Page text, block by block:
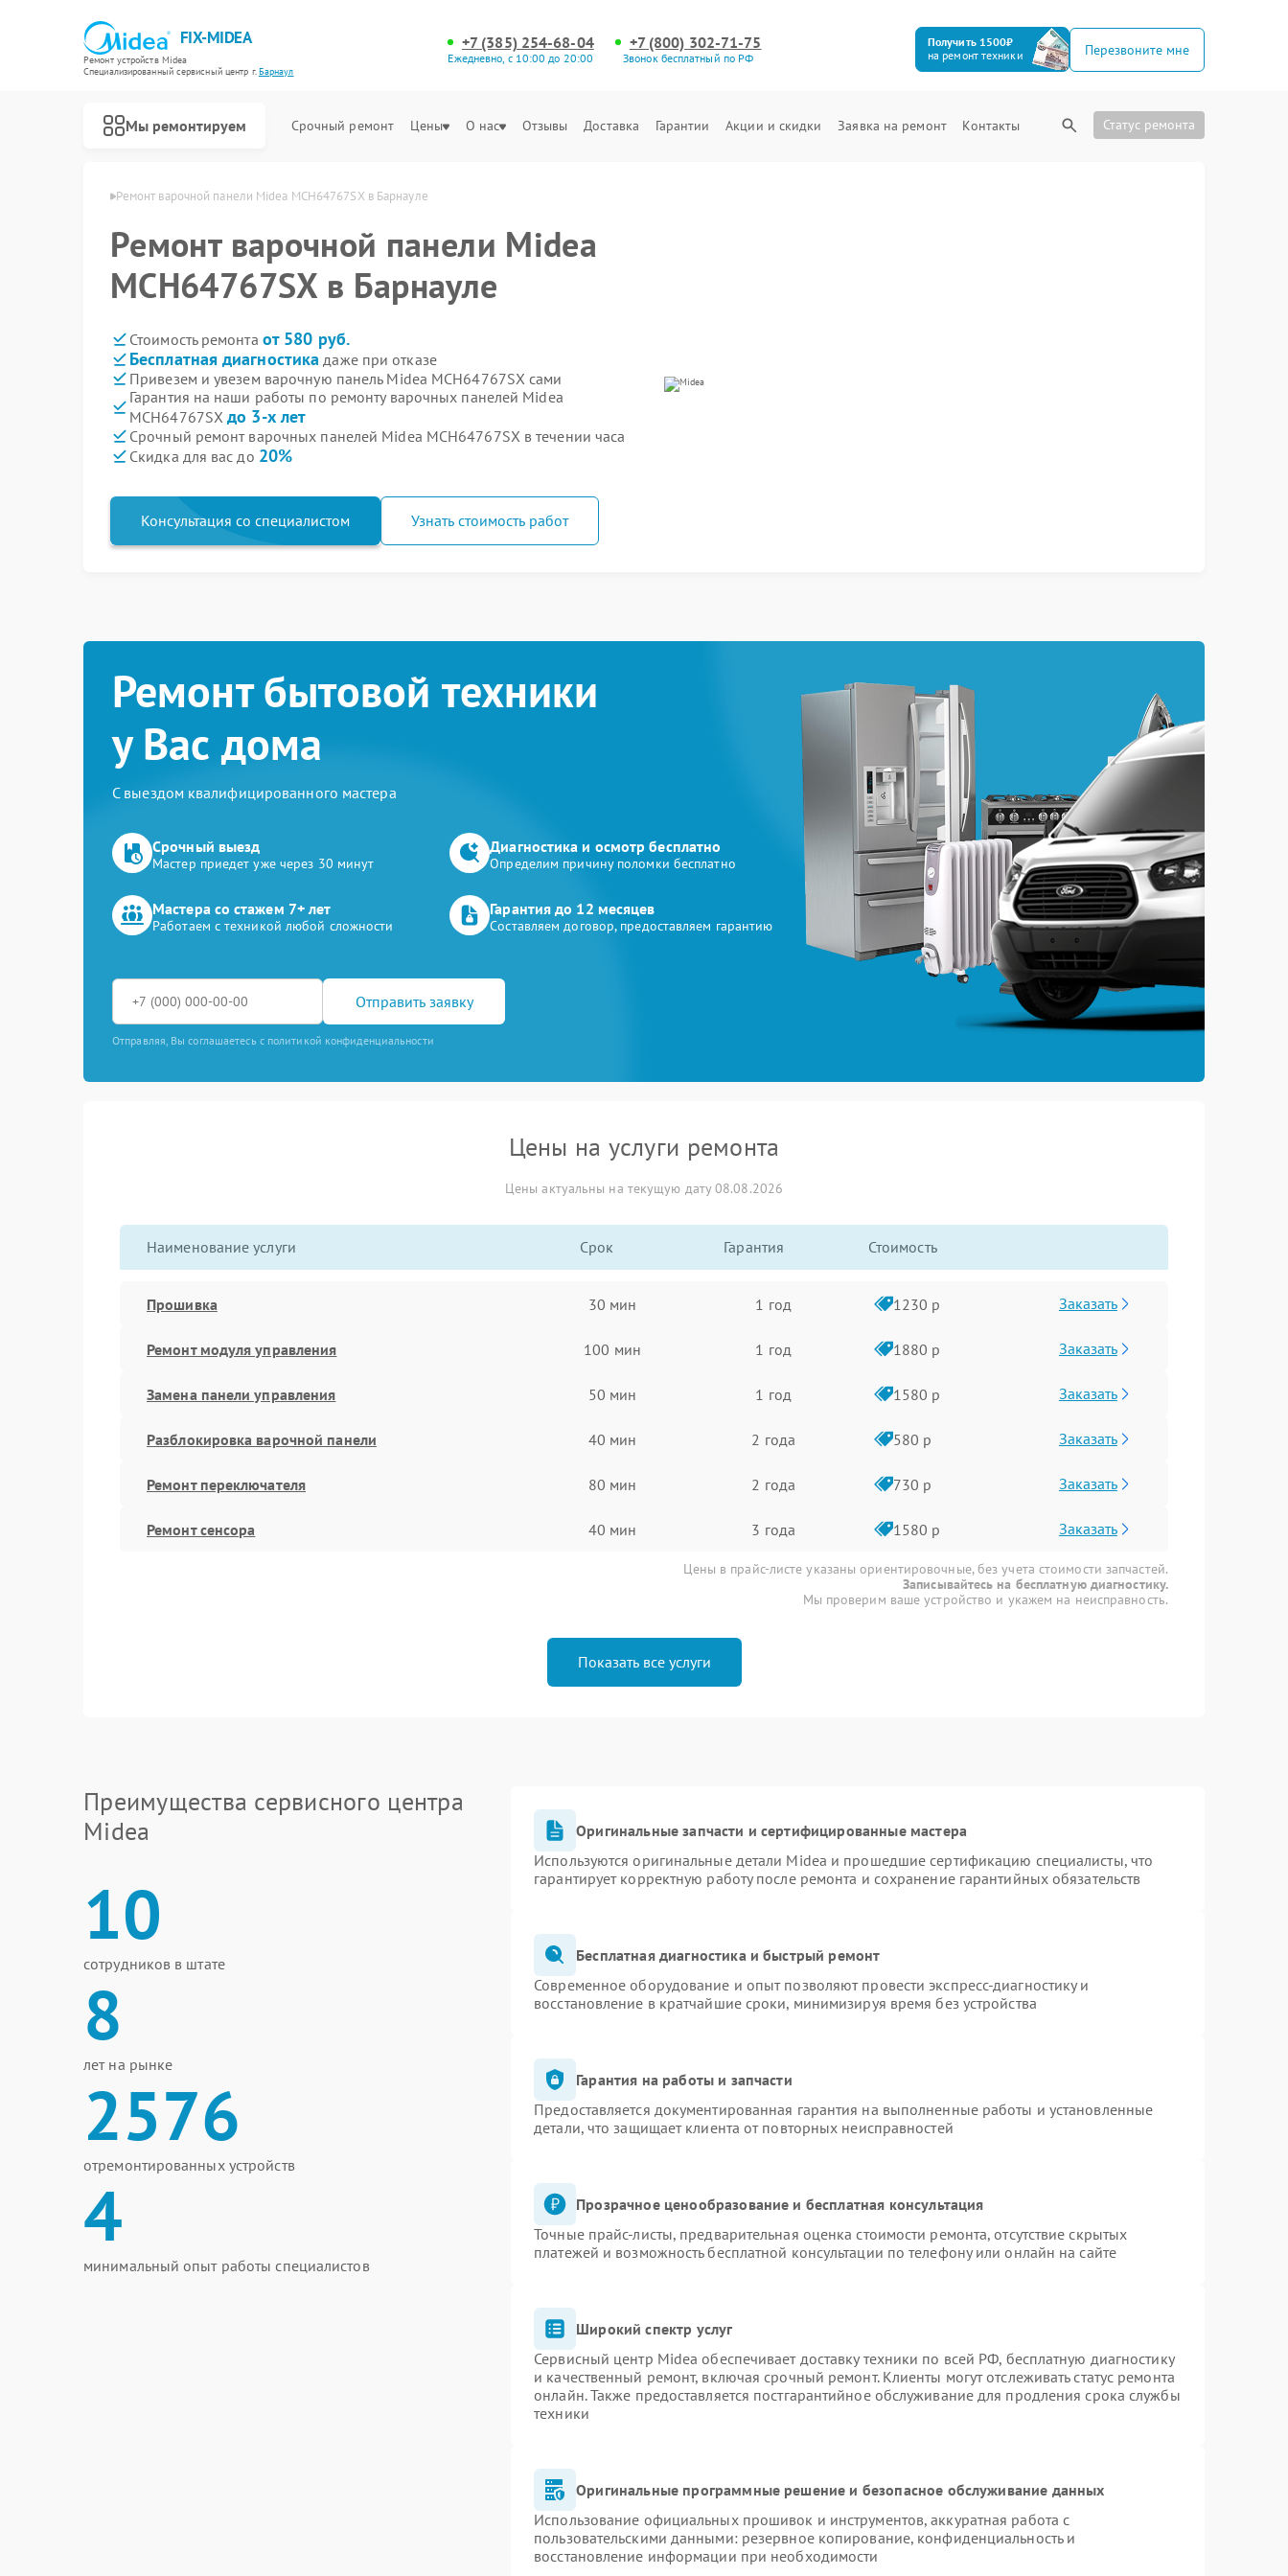
FIX-MIDEA
Ремонт устройств Midea
Специализированный cервисный центр г.Барнаул
+7 (385) 254-68-04
Ежедневно, с 10:00 до 20:00
+7 (800) 302-71-75
Звонок бесплатный по РФ
Получить 1500₽
на ремонт техники
Перезвоните мне
Мы ремонтируем Срочный ремонт Цены О нас Отзывы Доставка Гарантии Акции и скидки Заявка на ремонт Контакты Статус ремонта
Ремонт варочной панели Midea MCH64767SX в Барнауле
Ремонт варочной панели Midea
MCH64767SX в Барнауле
Стоимость ремонта от 580 руб.
Бесплатная диагностика даже при отказе
Привезем и увезем варочную панель Midea MCH64767SX сами
Гарантия на наши работы по ремонту варочных панелей Midea
MCH64767SXдо 3-х лет
Срочный ремонт варочных панелей Midea MCH64767SX в течении часа
Скидка для вас до 20%
Консультация со специалистом Узнать стоимость работ
Ремонт бытовой техники
у Вас дома
С выездом квалифицированного мастера
Срочный выезд
Мастер приедет уже через 30 минут
Диагностика и осмотр бесплатно
Определим причину поломки бесплатно
Мастера со стажем 7+ лет
Работаем с техникой любой сложности
Гарантия до 12 месяцев
Составляем договор, предоставляем гарантию
Отправить заявку
Отправляя, Вы соглашаетесь с политикой конфиденциальности
Цены на услуги ремонта
Цены актуальны на текущую дату 08.08.2026
Наименование услуги Срок Гарантия Стоимость
Прошивка 30 мин 1 год 1230 р Заказать
Ремонт модуля управления 100 мин 1 год 1880 р Заказать
Замена панели управления 50 мин 1 год 1580 р Заказать
Разблокировка варочной панели 40 мин 2 года 580 р Заказать
Ремонт переключателя 80 мин 2 года 730 р Заказать
Ремонт сенсора 40 мин 3 года 1580 р Заказать
Цены в прайс-листе указаны ориентировочные, без учета стоимости запчастей.
Записывайтесь на бесплатную диагностику.
Мы проверим ваше устройство и укажем на неисправность.
Показать все услуги
Преимущества сервисного центра
Midea
10
сотрудников в штате
8
лет на рынке
2576
отремонтированных устройств
4
минимальный опыт работы специалистов
Оригинальные запчасти и сертифицированные мастера
Используются оригинальные детали Midea и прошедшие сертификацию специалисты, что
гарантирует корректную работу после ремонта и сохранение гарантийных обязательств
Бесплатная диагностика и быстрый ремонт
Современное оборудование и опыт позволяют провести экспресс-диагностику и
восстановление в кратчайшие сроки, минимизируя время без устройства
Гарантия на работы и запчасти
Предоставляется документированная гарантия на выполненные работы и установленные
детали, что защищает клиента от повторных неисправностей
Прозрачное ценообразование и бесплатная консультация
Точные прайс-листы, предварительная оценка стоимости ремонта, отсутствие скрытых
платежей и возможность бесплатной консультации по телефону или онлайн на сайте
Широкий спектр услуг
Сервисный центр Midea обеспечивает доставку техники по всей РФ, бесплатную диагностику
и качественный ремонт, включая срочный ремонт. Клиенты могут отслеживать статус ремонта
онлайн. Также предоставляется постгарантийное обслуживание для продления срока службы
техники
Оригинальные программные решение и безопасное обслуживание данных
Использование официальных прошивок и инструментов, аккуратная работа с
пользовательскими данными: резервное копирование, конфиденциальность и
восстановление информации при необходимости